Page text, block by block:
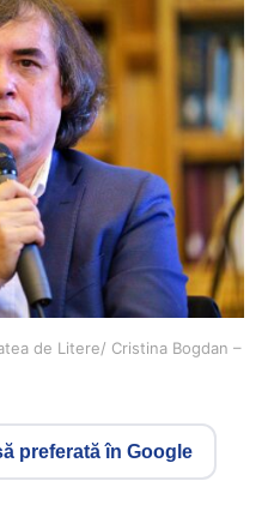
de Litere/ Cristina Bogdan –
preferată în Google